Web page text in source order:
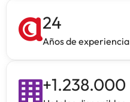
24
Años de experiencia
+1.238.000